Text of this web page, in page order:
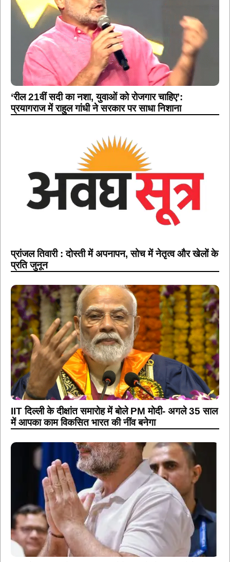
‘रील 21वीं सदी का नशा, युवाओं को रोजगार चाहिए’:
प्रयागराज में राहुल गांधी ने सरकार पर साधा निशाना
प्रांजल तिवारी : दोस्ती में अपनापन, सोच में नेतृत्व और खेलों के
प्रति जुनून
IIT दिल्ली के दीक्षांत समारोह में बोले PM मोदी- अगले 35 साल
में आपका काम विकसित भारत की नींव बनेगा